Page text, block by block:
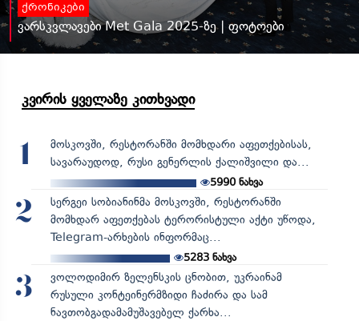
ქრონიკები
ვარსკვლავები Met Gala 2025-ზე | ფოტოები
კვირის ყველაზე კითხვადი
1
მოსკოვში, რესტორანში მომხდარი აფეთქებისას,
სავარაუდოდ, რუსი გენერლის ქალიშვილი და...
5990ნახვა
2
სერგეი სობიანინმა მოსკოვში, რესტორანში
მომხდარ აფეთქებას ტერორისტული აქტი უწოდა,
Telegram-არხების ინფორმაც...
5283ნახვა
3
ვოლოდიმირ ზელენსკის ცნობით, უკრაინამ
რუსული კონტეინერმზიდი ჩაძირა და სამ
ნავთობგადამამუშავებელ ქარხა...